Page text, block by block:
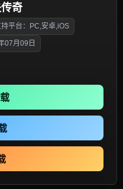
奇
持平台：PC,安卓,iOS
07月09日